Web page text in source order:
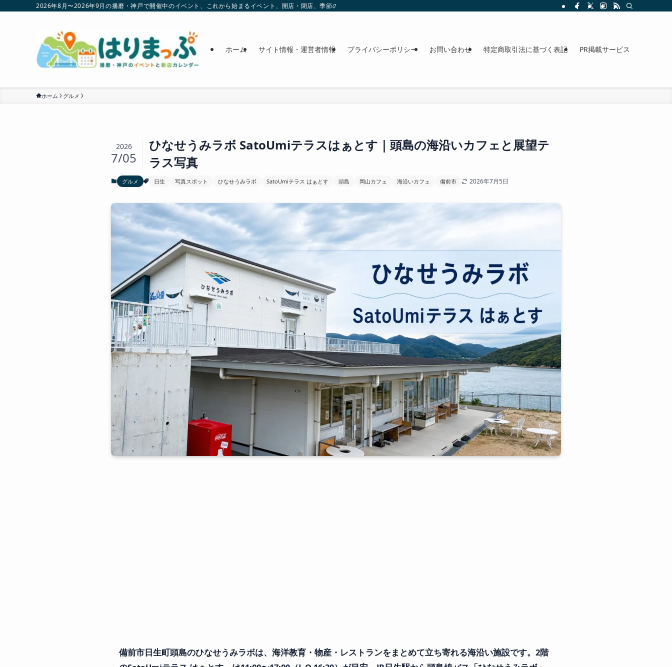
2026年8月〜2026年9月の播磨・神戸で開催中のイベント、これから始まるイベント、開店・閉店、季節の花、週末のおでかけ情報を日程順に整理。料金、駐車場、アクセスも確認できます。
ホーム サイト情報・運営者情報 プライバシーポリシー お問い合わせ 特定商取引法に基づく表記 PR掲載サービス
ホーム グルメ
ひなせうみラボ SatoUmiテラスはぁとす｜頭島の海沿いカフェと展望テ
ラス写真
2026
7/05
グルメ 日生 写真スポット ひなせうみラボ SatoUmiテラス はぁとす 頭島 岡山カフェ 海沿いカフェ 備前市 2026年7月5日
備前市日生町頭島のひなせうみラボは、海洋教育・物産・レストランをまとめて立ち寄れる海沿い施設です。2階